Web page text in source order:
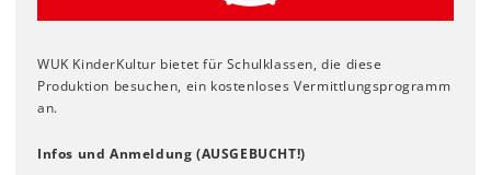
WUK KinderKultur bietet für Schulklassen, die diese
Produktion besuchen, ein kostenloses Vermittlungsprogramm
an.
Infos und Anmeldung (AUSGEBUCHT!)